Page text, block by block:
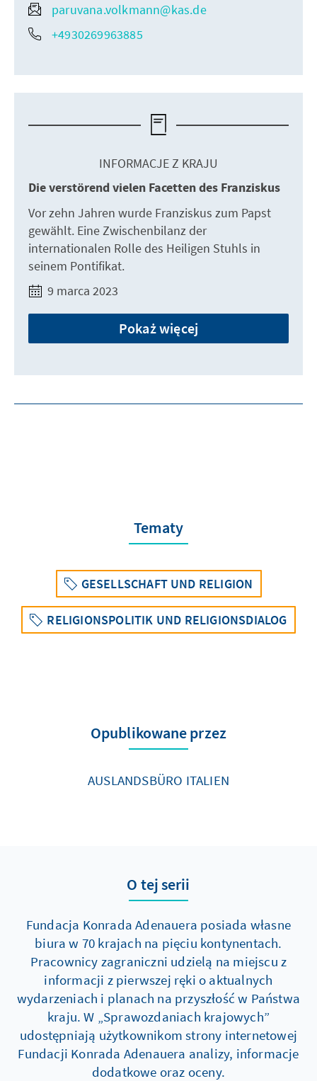
paruvana.volkmann@kas.de
+4930269963885
INFORMACJE Z KRAJU
Die verstörend vielen Facetten des Franziskus
Vor zehn Jahren wurde Franziskus zum Papst
gewählt. Eine Zwischenbilanz der
internationalen Rolle des Heiligen Stuhls in
seinem Pontifikat.
9 marca 2023
Pokaż więcej
Tematy
GESELLSCHAFT UND RELIGION
RELIGIONSPOLITIK UND RELIGIONSDIALOG
Opublikowane przez
AUSLANDSBÜRO ITALIEN
O tej serii
Fundacja Konrada Adenauera posiada własne
biura w 70 krajach na pięciu kontynentach.
Pracownicy zagraniczni udzielą na miejscu z
informacji z pierwszej ręki o aktualnych
wydarzeniach i planach na przyszłość w Państwa
kraju. W „Sprawozdaniach krajowych”
udostępniają użytkownikom strony internetowej
Fundacji Konrada Adenauera analizy, informacje
dodatkowe oraz oceny.